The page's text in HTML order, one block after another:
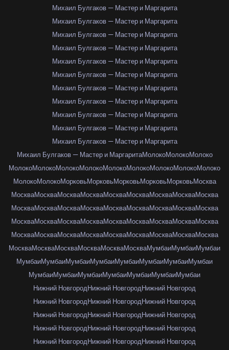
Михаил Булгаков — Мастер и Маргарита
Михаил Булгаков — Мастер и Маргарита
Михаил Булгаков — Мастер и Маргарита
Михаил Булгаков — Мастер и Маргарита
Михаил Булгаков — Мастер и Маргарита
Михаил Булгаков — Мастер и Маргарита
Михаил Булгаков — Мастер и Маргарита
Михаил Булгаков — Мастер и Маргарита
Михаил Булгаков — Мастер и Маргарита
Михаил Булгаков — Мастер и Маргарита
Михаил Булгаков — Мастер и Маргарита
Михаил Булгаков — Мастер и МаргаритаМолокоМолокоМолоко
МолокоМолокоМолокоМолокоМолокоМолокоМолокоМолокоМолоко
МолокоМолокоМорковьМорковьМорковьМорковьМорковьМосква
МоскваМоскваМоскваМоскваМоскваМоскваМоскваМоскваМосква
МоскваМоскваМоскваМоскваМоскваМоскваМоскваМоскваМосква
МоскваМоскваМоскваМоскваМоскваМоскваМоскваМоскваМосква
МоскваМоскваМоскваМоскваМоскваМоскваМоскваМоскваМосква
МоскваМоскваМоскваМоскваМоскваМоскваМумбаиМумбаиМумбаи
МумбаиМумбаиМумбаиМумбаиМумбаиМумбаиМумбаиМумбаи
МумбаиМумбаиМумбаиМумбаиМумбаиМумбаиМумбаи
Нижний НовгородНижний НовгородНижний Новгород
Нижний НовгородНижний НовгородНижний Новгород
Нижний НовгородНижний НовгородНижний Новгород
Нижний НовгородНижний НовгородНижний Новгород
Нижний НовгородНижний НовгородНижний Новгород